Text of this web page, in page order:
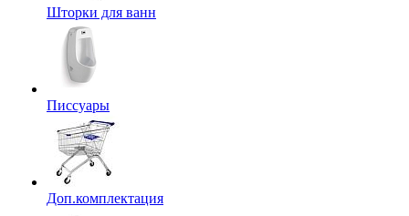
Шторки для ванн
Писсуары
Доп.комплектация